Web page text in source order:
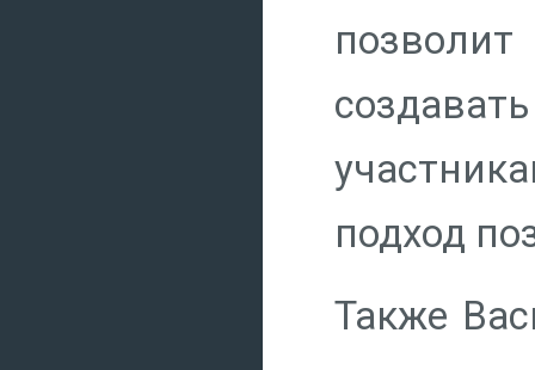
подход
Также